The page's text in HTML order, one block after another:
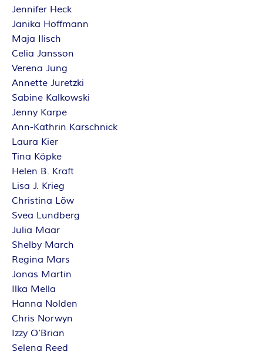
Jennifer Heck
Janika Hoffmann
Maja Ilisch
Celia Jansson
Verena Jung
Annette Juretzki
Sabine Kalkowski
Jenny Karpe
Ann-Kathrin Karschnick
Laura Kier
Tina Köpke
Helen B. Kraft
Lisa J. Krieg
Christina Löw
Svea Lundberg
Julia Maar
Shelby March
Regina Mars
Jonas Martin
Ilka Mella
Hanna Nolden
Chris Norwyn
Izzy O’Brian
Selena Reed